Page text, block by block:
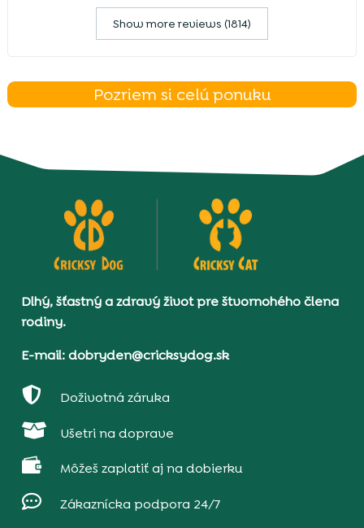
Show more reviews (1814)
Pozriem si celú ponuku
Dlhý, šťastný a zdravý život pre štvornohého člena
rodiny.
E-mail: dobryden@cricksydog.sk
 Doživotná záruka
 Ušetri na doprave
 Môžeš zaplatiť aj na dobierku
 Zákaznícka podpora 24/7